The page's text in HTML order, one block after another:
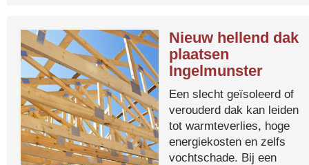
Nieuw hellend dak
plaatsen
Ingelmunster
Een slecht geïsoleerd of
verouderd dak kan leiden
tot warmteverlies, hoge
energiekosten en zelfs
vochtschade. Bij een